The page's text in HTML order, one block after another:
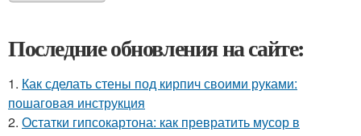
Последние обновления на сайте:
1. Как сделать стены под кирпич своими руками:
пошаговая инструкция
2. Остатки гипсокартона: как превратить мусор в